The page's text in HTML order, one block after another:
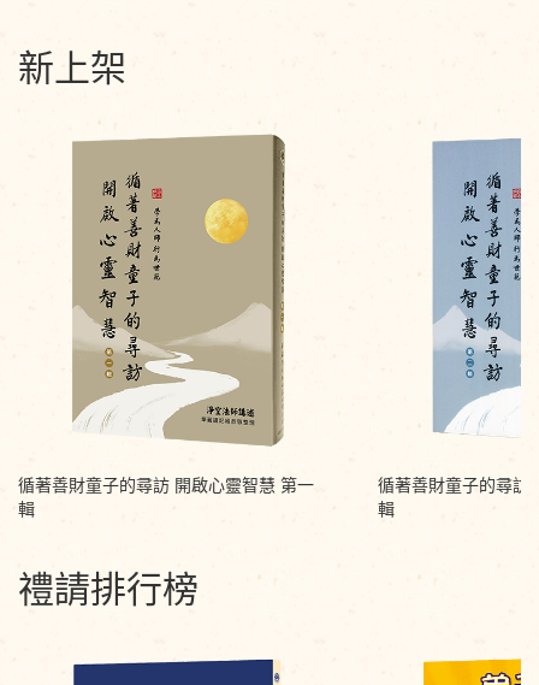
新上架
循著善財童子的尋訪 開啟心靈智慧 第一
輯
循著善財童子的尋訪
輯
禮請排行榜